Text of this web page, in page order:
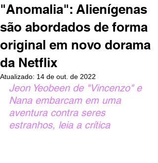
"Anomalia": Alienígenas
são abordados de forma
original em novo dorama
da Netflix
Atualizado: 14 de out. de 2022
Jeon Yeobeen de "Vincenzo" e
Nana embarcam em uma
aventura contra seres
estranhos, leia a crítica